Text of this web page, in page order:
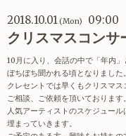
2018.10.01(Mon) 09:00
クリスマスコンサ
10月に入り、会話の中で「年内」
ぼちぼち聞かれる頃となりました。
クレセントでは早くもクリスマス
ご相談、ご依頼を頂いております。
人気アーティストのスケジュール
埋まっていきます。